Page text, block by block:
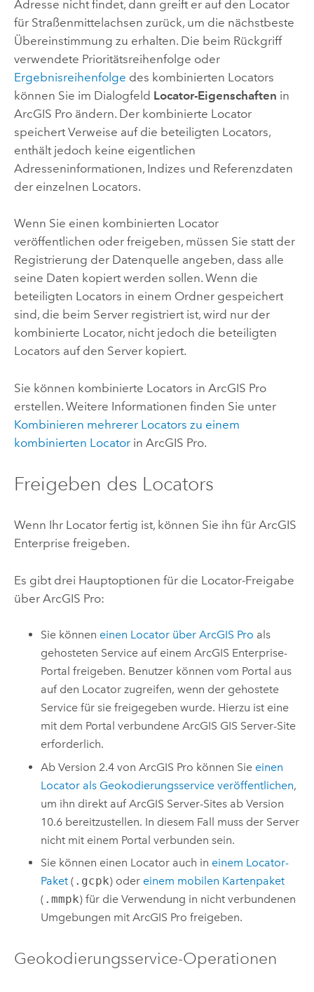
Adresse nicht findet, dann greift er auf den Locator
für Straßenmittelachsen zurück, um die nächstbeste
Übereinstimmung zu erhalten. Die beim Rückgriff
verwendete Prioritätsreihenfolge oder
Ergebnisreihenfolge des kombinierten Locators
können Sie im Dialogfeld Locator-Eigenschaften in
ArcGIS Proändern. Der kombinierte Locator
speichert Verweise auf die beteiligten Locators,
enthält jedoch keine eigentlichen
Adresseninformationen, Indizes und Referenzdaten
der einzelnen Locators.
Wenn Sie einen kombinierten Locator
veröffentlichen oder freigeben, müssen Sie statt der
Registrierung der Datenquelle angeben, dass alle
seine Daten kopiert werden sollen. Wenn die
beteiligten Locators in einem Ordner gespeichert
sind, die beim Server registriert ist, wird nur der
kombinierte Locator, nicht jedoch die beteiligten
Locators auf den Server kopiert.
Sie können kombinierte Locators in ArcGIS Pro
erstellen. Weitere Informationen finden Sie unter
Kombinieren mehrerer Locators zu einem
kombinierten Locatorin ArcGIS Pro.
Freigeben des Locators
Wenn Ihr Locator fertig ist, können Sie ihn für ArcGIS
Enterprise freigeben.
Es gibt drei Hauptoptionen für die Locator-Freigabe
über ArcGIS Pro:
Sie können einen Locator überArcGIS Pro als
gehosteten Service auf einemArcGIS Enterprise-
Portal freigeben. Benutzer können vom Portal aus
auf den Locator zugreifen, wenn der gehostete
Service für sie freigegeben wurde. Hierzu ist eine
mit dem Portal verbundeneArcGIS GIS Server-Site
erforderlich.
Ab Version 2.4 vonArcGIS Pro können Sie einen
Locator als Geokodierungsservice veröffentlichen,
um ihn direkt aufArcGIS Server-Sites ab Version
10.6 bereitzustellen. In diesem Fall muss der Server
nicht mit einem Portal verbunden sein.
Sie können einen Locator auch in einem Locator-
Paket ( .gcpk) oder einem mobilen Kartenpaket
( .mmpk) für die Verwendung in nicht verbundenen
Umgebungen mitArcGIS Pro freigeben.
Geokodierungsservice-Operationen